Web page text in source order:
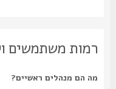
רמות משתמשים
מה הם מנהלים ראשיים?